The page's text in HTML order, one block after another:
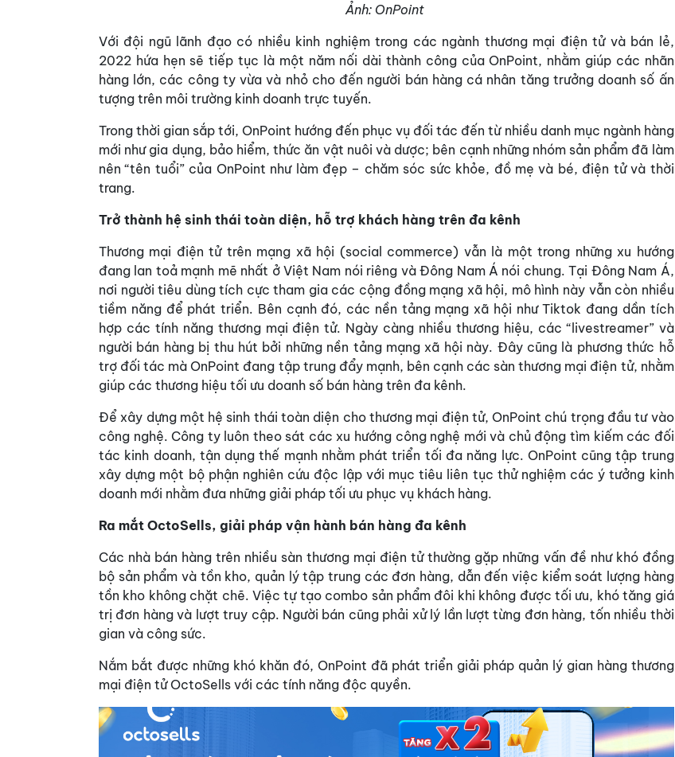
Ảnh: OnPoint
Với đội ngũ lãnh đạo có nhiều kinh nghiệm trong các ngành thương mại điện tử và bán lẻ,
2022 hứa hẹn sẽ tiếp tục là một năm nối dài thành công của OnPoint, nhằm giúp các nhãn
hàng lớn, các công ty vừa và nhỏ cho đến người bán hàng cá nhân tăng trưởng doanh số ấn
tượng trên môi trường kinh doanh trực tuyến.
Trong thời gian sắp tới, OnPoint hướng đến phục vụ đối tác đến từ nhiều danh mục ngành hàng
mới như gia dụng, bảo hiểm, thức ăn vật nuôi và dược; bên cạnh những nhóm sản phẩm đã làm
nên “tên tuổi” của OnPoint như làm đẹp – chăm sóc sức khỏe, đồ mẹ và bé, điện tử và thời
trang.
Trở thành hệ sinh thái toàn diện, hỗ trợ khách hàng trên đa kênh
Thương mại điện tử trên mạng xã hội (social commerce) vẫn là một trong những xu hướng
đang lan toả mạnh mẽ nhất ở Việt Nam nói riêng và Đông Nam Á nói chung. Tại Đông Nam Á,
nơi người tiêu dùng tích cực tham gia các cộng đồng mạng xã hội, mô hình này vẫn còn nhiều
tiềm năng để phát triển. Bên cạnh đó, các nền tảng mạng xã hội như Tiktok đang dần tích
hợp các tính năng thương mại điện tử. Ngày càng nhiều thương hiệu, các “livestreamer” và
người bán hàng bị thu hút bởi những nền tảng mạng xã hội này. Đây cũng là phương thức hỗ
trợ đối tác mà OnPoint đang tập trung đẩy mạnh, bên cạnh các sàn thương mại điện tử, nhằm
giúp các thương hiệu tối ưu doanh số bán hàng trên đa kênh.
Để xây dựng một hệ sinh thái toàn diện cho thương mại điện tử, OnPoint chú trọng đầu tư vào
công nghệ. Công ty luôn theo sát các xu hướng công nghệ mới và chủ động tìm kiếm các đối
tác kinh doanh, tận dụng thế mạnh nhằm phát triển tối đa năng lực. OnPoint cũng tập trung
xây dựng một bộ phận nghiên cứu độc lập với mục tiêu liên tục thử nghiệm các ý tưởng kinh
doanh mới nhằm đưa những giải pháp tối ưu phục vụ khách hàng.
Ra mắt OctoSells, giải pháp vận hành bán hàng đa kênh
Các nhà bán hàng trên nhiều sàn thương mại điện tử thường gặp những vấn đề như khó đồng
bộ sản phẩm và tồn kho, quản lý tập trung các đơn hàng, dẫn đến việc kiểm soát lượng hàng
tồn kho không chặt chẽ. Việc tự tạo combo sản phẩm đôi khi không được tối ưu, khó tăng giá
trị đơn hàng và lượt truy cập. Người bán cũng phải xử lý lần lượt từng đơn hàng, tốn nhiều thời
gian và công sức.
Nắm bắt được những khó khăn đó, OnPoint đã phát triển giải pháp quản lý gian hàng thương
mại điện tử OctoSells với các tính năng độc quyền.